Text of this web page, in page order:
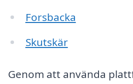
Forsbacka
Skutskär
Genom att använda